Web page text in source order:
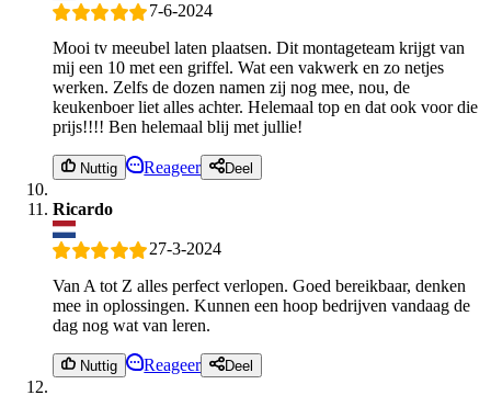
7-6-2024
Mooi tv meeubel laten plaatsen. Dit montageteam krijgt van
mij een 10 met een griffel. Wat een vakwerk en zo netjes
werken. Zelfs de dozen namen zij nog mee, nou, de
keukenboer liet alles achter. Helemaal top en dat ook voor die
prijs!!!! Ben helemaal blij met jullie!
Nuttig Reageer Deel
Ricardo
27-3-2024
Van A tot Z alles perfect verlopen. Goed bereikbaar, denken
mee in oplossingen. Kunnen een hoop bedrijven vandaag de
dag nog wat van leren.
Nuttig Reageer Deel